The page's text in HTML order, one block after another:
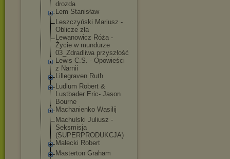
drozda
Lem Stanisław
Leszczyński Mariusz -
Oblicze zła
Lewanowicz Róża -
Życie w mundurze
03_Zdradliwa przyszłość
Lewis C.S. - Opowieści
z Narnii
Lillegraven Ruth
Ludlum Robert &
Lustbader Eric- Jason
Bourne
Machanienko Wasilij
Machulski Juliusz -
Seksmisja
(SUPERPRODUKCJA)
Małecki Robert
Masterton Graham